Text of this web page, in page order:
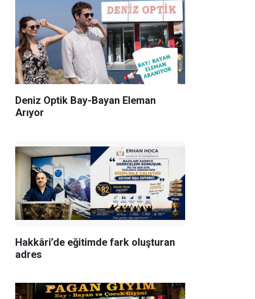
Deniz Optik Bay-Bayan Eleman
Arıyor
Hakkâri’de eğitimde fark oluşturan
adres